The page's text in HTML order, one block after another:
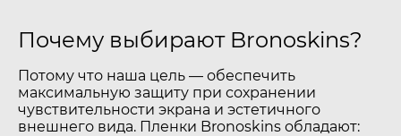
Почему выбирают Bronoskins?
Потому что наша цель — обеспечить
максимальную защиту при сохранении
чувствительности экрана и эстетичного
внешнего вида. Пленки Bronoskins обладают: